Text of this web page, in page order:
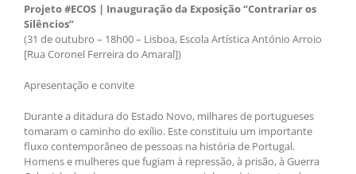
Projeto #ECOS | Inauguração da Exposição “Contrariar os
Silêncios”
(31 de outubro – 18h00 – Lisboa, Escola Artística António Arroio
[Rua Coronel Ferreira do Amaral])
Apresentação e convite
Durante a ditadura do Estado Novo, milhares de portugueses
tomaram o caminho do exílio. Este constituiu um importante
fluxo contemporâneo de pessoas na história de Portugal.
Homens e mulheres que fugiam à repressão, à prisão, à Guerra